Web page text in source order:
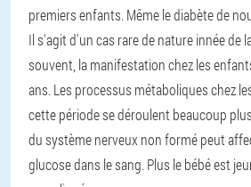
premiers enfants. Même le diabète de
Il s'agit d'un cas rare de nature innée de
souvent, la manifestation chez les
ans. Les processus métaboliques chez
cette période se déroulent beaucoup
du système nerveux non formé peut
glucose dans le sang. Plus le bébé est